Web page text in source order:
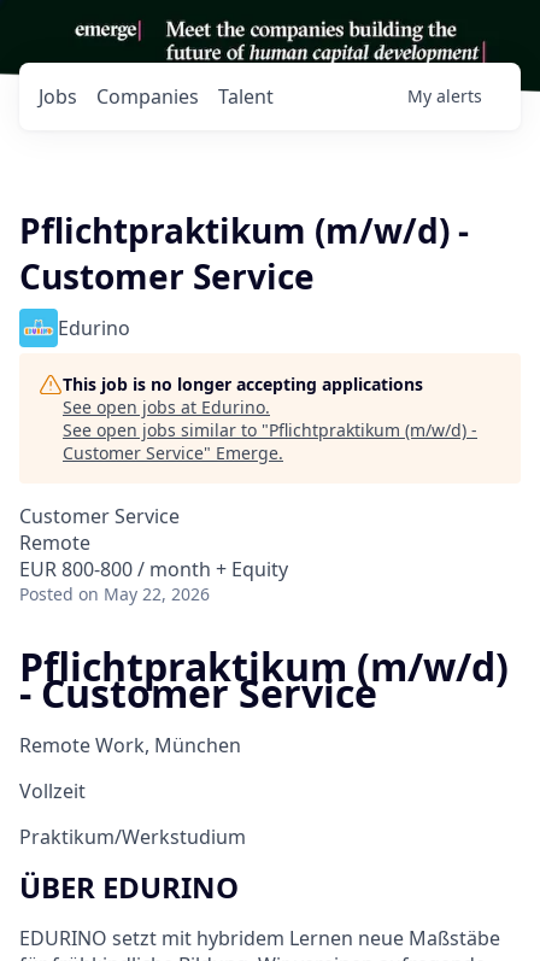
Jobs Companies Talent My alerts
Pflichtpraktikum (m/w/d) -
Customer Service
Edurino
This job is no longer accepting applications
See open jobs at Edurino.
See open jobs similar to "Pflichtpraktikum (m/w/d) -
Customer Service" Emerge.
Customer Service
Remote
EUR 800-800 / month + Equity
Posted on May 22, 2026
Pflichtpraktikum (m/w/d)
- Customer Service
Remote Work, München
Vollzeit
Praktikum/Werkstudium
ÜBER EDURINO
EDURINO setzt mit hybridem Lernen neue Maßstäbe